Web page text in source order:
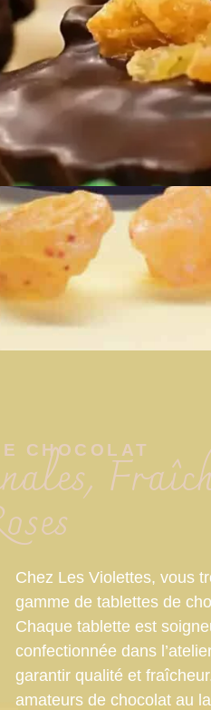
CHOCOLAT
Chez Les Violettes, vous
gamme de tablettes de
Chaque tablette est
confectionnée dans
garantir qualité et
amateurs de chocolat au